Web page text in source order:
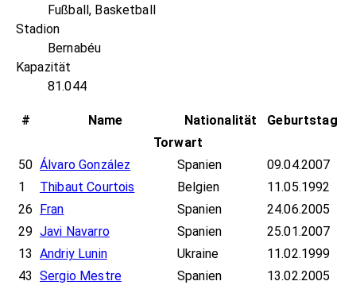
Fußball, Basketball
Stadion
Bernabéu
Kapazität
81.044
# Name Nationalität
Geburtstag
Torwart
50 Álvaro González Spanien
09.04.2007
1
Thibaut Courtois Belgien
11.05.1992
26
Fran Spanien
24.06.2005
29 Javi Navarro Spanien
25.01.2007
13 Andriy Lunin Ukraine
11.02.1999
43 Sergio Mestre Spanien
13.02.2005